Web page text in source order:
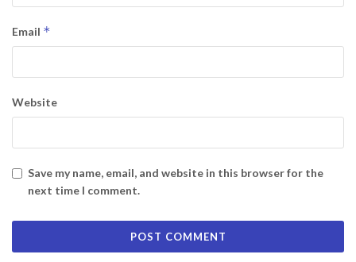
Email *
Website
Save my name, email, and website in this browser for the
next time I comment.